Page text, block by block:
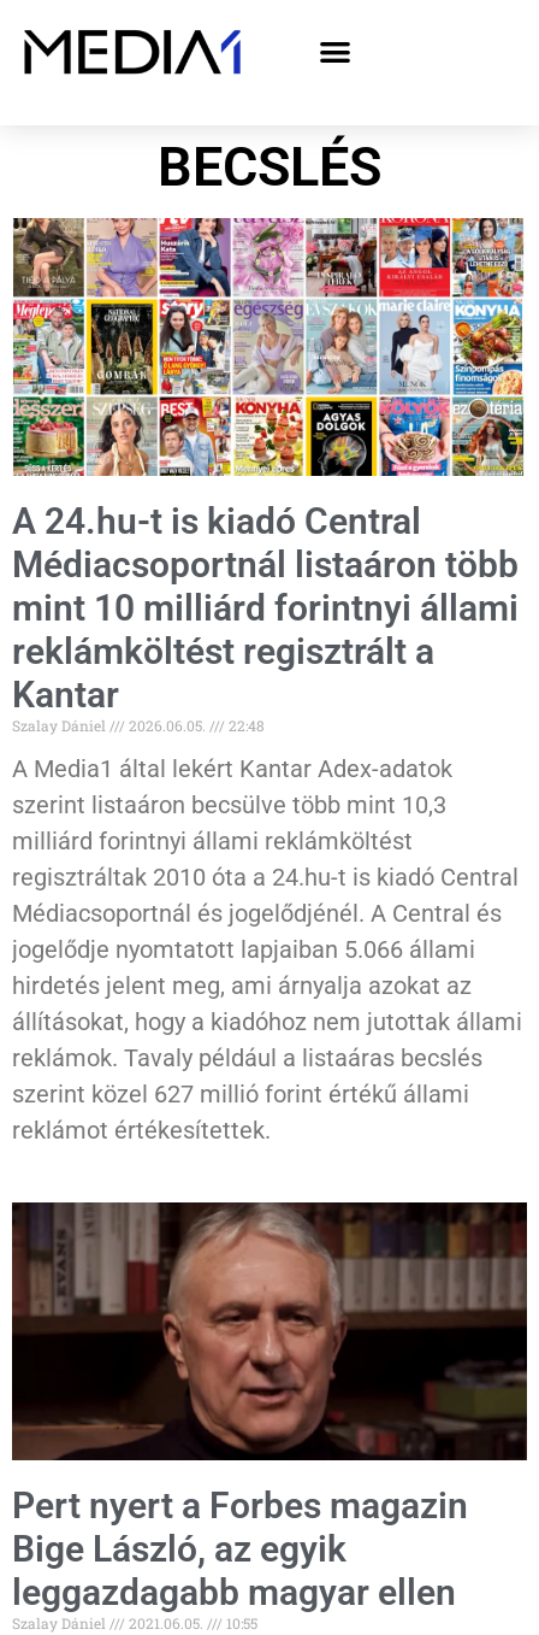
BECSLÉS
A 24.hu-t is kiadó Central
Médiacsoportnál listaáron több
mint 10 milliárd forintnyi állami
reklámköltést regisztrált a
Kantar
Szalay Dániel 2026.06.05. 22:48
A Media1 által lekért Kantar Adex-adatok
szerint listaáron becsülve több mint 10,3
milliárd forintnyi állami reklámköltést
regisztráltak 2010 óta a 24.hu-t is kiadó Central
Médiacsoportnál és jogelődjénél. A Central és
jogelődje nyomtatott lapjaiban 5.066 állami
hirdetés jelent meg, ami árnyalja azokat az
állításokat, hogy a kiadóhoz nem jutottak állami
reklámok. Tavaly például a listaáras becslés
szerint közel 627 millió forint értékű állami
reklámot értékesítettek.
Pert nyert a Forbes magazin
Bige László, az egyik
leggazdagabb magyar ellen
Szalay Dániel 2021.06.05. 10:55